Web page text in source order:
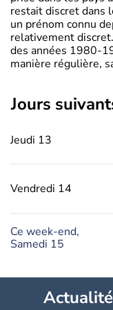
restait discret dans
un prénom connu
relativement
des années 1980-
manière régulière,
jours
Jeudi 13
Vendredi 14
Ce week-end,
Samedi 15